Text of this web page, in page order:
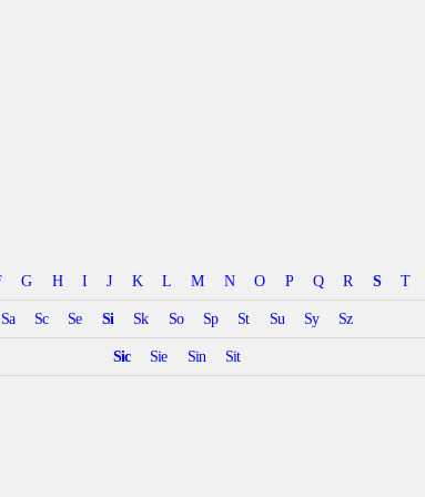
G H I J K L M N O P Q R S T
Sa Sc Se Si Sk So Sp St Su Sy Sz
Sic Sie Sin Sit